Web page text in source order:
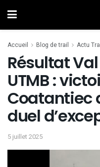
Accueil Blog de trail Actu
Résultat
UTMB :
Coatantiec
duel
5 juillet 2025